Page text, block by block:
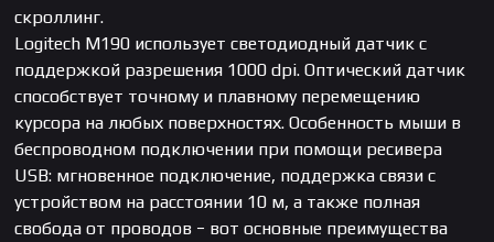
скроллинг.
Logitech M190 использует светодиодный датчик с
поддержкой разрешения 1000 dpi. Оптический датчик
способствует точному и плавному перемещению
курсора на любых поверхностях. Особенность мыши в
беспроводном подключении при помощи ресивера
USB: мгновенное подключение, поддержка связи с
устройством на расстоянии 10 м, а также полная
свобода от проводов − вот основные преимущества